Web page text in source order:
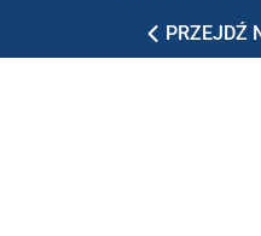
PRZEJDŹ